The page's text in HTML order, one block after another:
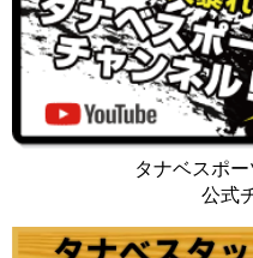
タナベスポ
公式